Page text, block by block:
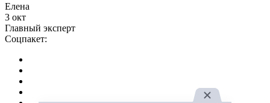
Елена
3 окт
Главный эксперт
Соцпакет: